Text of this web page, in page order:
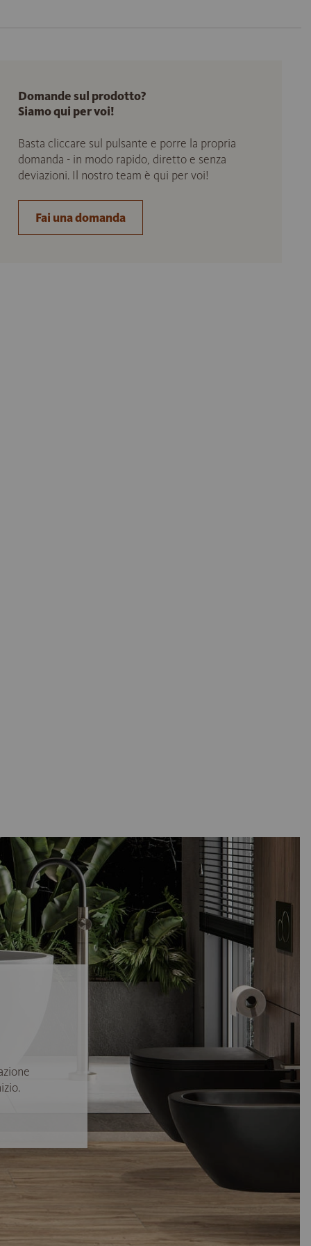
Domande sul prodotto?
Siamo qui per voi!
Basta cliccare sul pulsante e porre la propria
domanda - in modo rapido, diretto e senza
deviazioni. Il nostro team è qui per voi!
Fai una domanda